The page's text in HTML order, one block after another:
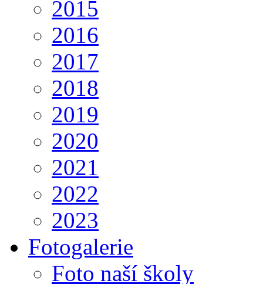
2015
2016
2017
2018
2019
2020
2021
2022
2023
Fotogalerie
Foto naší školy